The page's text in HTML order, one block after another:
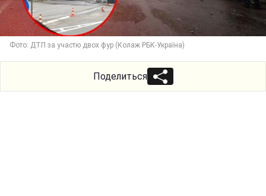
Фото: ДТП за участю двох фур (Колаж РБК-Україна)
Поделиться